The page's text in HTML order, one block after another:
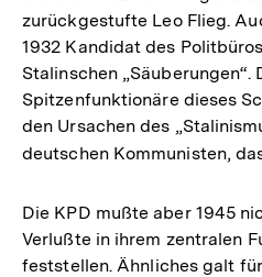
zurückgestufte Leo Flieg.
1932 Kandidat des
Stalinschen
Spitzenfunktionäre dieses
den Ursachen des
deutschen Kommunisten,
Die KPD mußte aber 1945
Verlußte in ihrem zentralen
feststellen. Ähnliches galt